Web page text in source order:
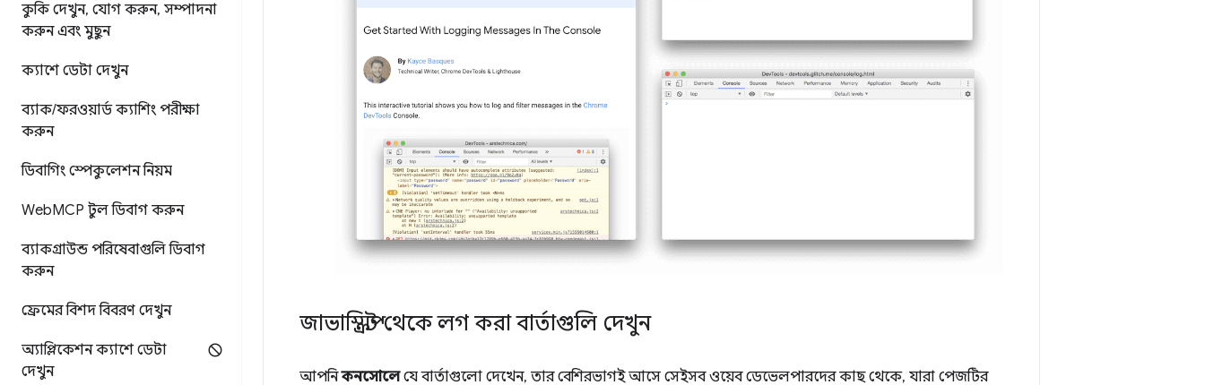
কুকি দেখুন, যোগ করুন, সম্পাদনা
করুন এবং মুছুন
ক্যাশে ডেটা দেখুন
ব্যাক/ফরওয়ার্ড ক্যাশিং পরীক্ষা
করুন
ডিবাগিং স্পেকুলেশন নিয়ম
WebMCP টুল ডিবাগ করুন
ব্যাকগ্রাউন্ড পরিষেবাগুলি ডিবাগ
করুন
ফ্রেমের বিশদ বিবরণ দেখুন
অ্যাপ্লিকেশন ক্যাশে ডেটা
দেখুন
জাভাস্ক্রিপ্ট থেকে লগ করা বার্তাগুলি দেখুন
আপনিকনসোলেযে বার্তাগুলো দেখেন, তার বেশিরভাগই আসে সেইসব ওয়েব ডেভেলপারদের কাছ থেকে, যারা পেজটির